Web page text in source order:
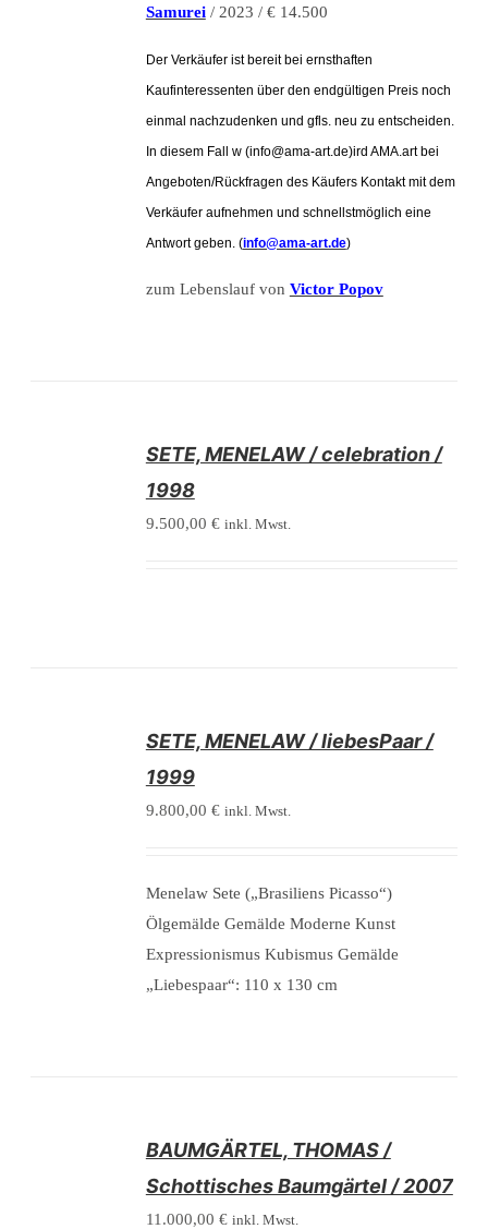
Samurei / 2023 / € 14.500
Der Verkäufer ist bereit bei ernsthaften
Kaufinteressenten über den endgültigen Preis noch
einmal nachzudenken und gfls. neu zu entscheiden.
In diesem Fall w (info@ama-art.de)ird AMA.art bei
Angeboten/Rückfragen des Käufers Kontakt mit dem
Verkäufer aufnehmen und schnellstmöglich eine
Antwort geben. (info@ama-art.de)
zum Lebenslauf von Victor Popov
SETE, MENELAW / celebration /
1998
9.500,00 € inkl. Mwst.
SETE, MENELAW / liebesPaar /
1999
9.800,00 € inkl. Mwst.
Menelaw Sete („Brasiliens Picasso“)
Ölgemälde Gemälde Moderne Kunst
Expressionismus Kubismus Gemälde
„Liebespaar“: 110 x 130 cm
BAUMGÄRTEL, THOMAS /
Schottisches Baumgärtel / 2007
11.000,00 € inkl. Mwst.